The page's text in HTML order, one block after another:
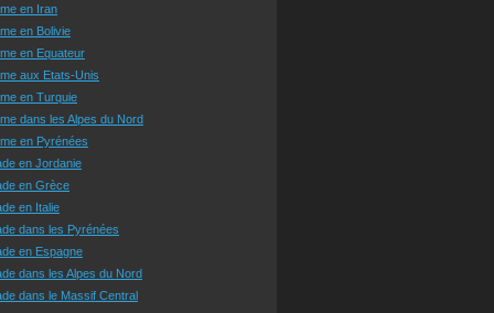
en Iran
en Bolivie
en Equateur
aux Etats-Unis
en Turquie
dans les Alpes du Nord
en Pyrénées
en Jordanie
en Grèce
en Italie
dans les Pyrénées
en Espagne
dans les Alpes du Nord
dans le Massif Central